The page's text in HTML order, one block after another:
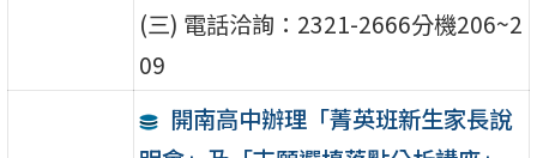
(三) 電話洽詢：2321-2666分機206~2
09
開南高中辦理「菁英班新生家長說